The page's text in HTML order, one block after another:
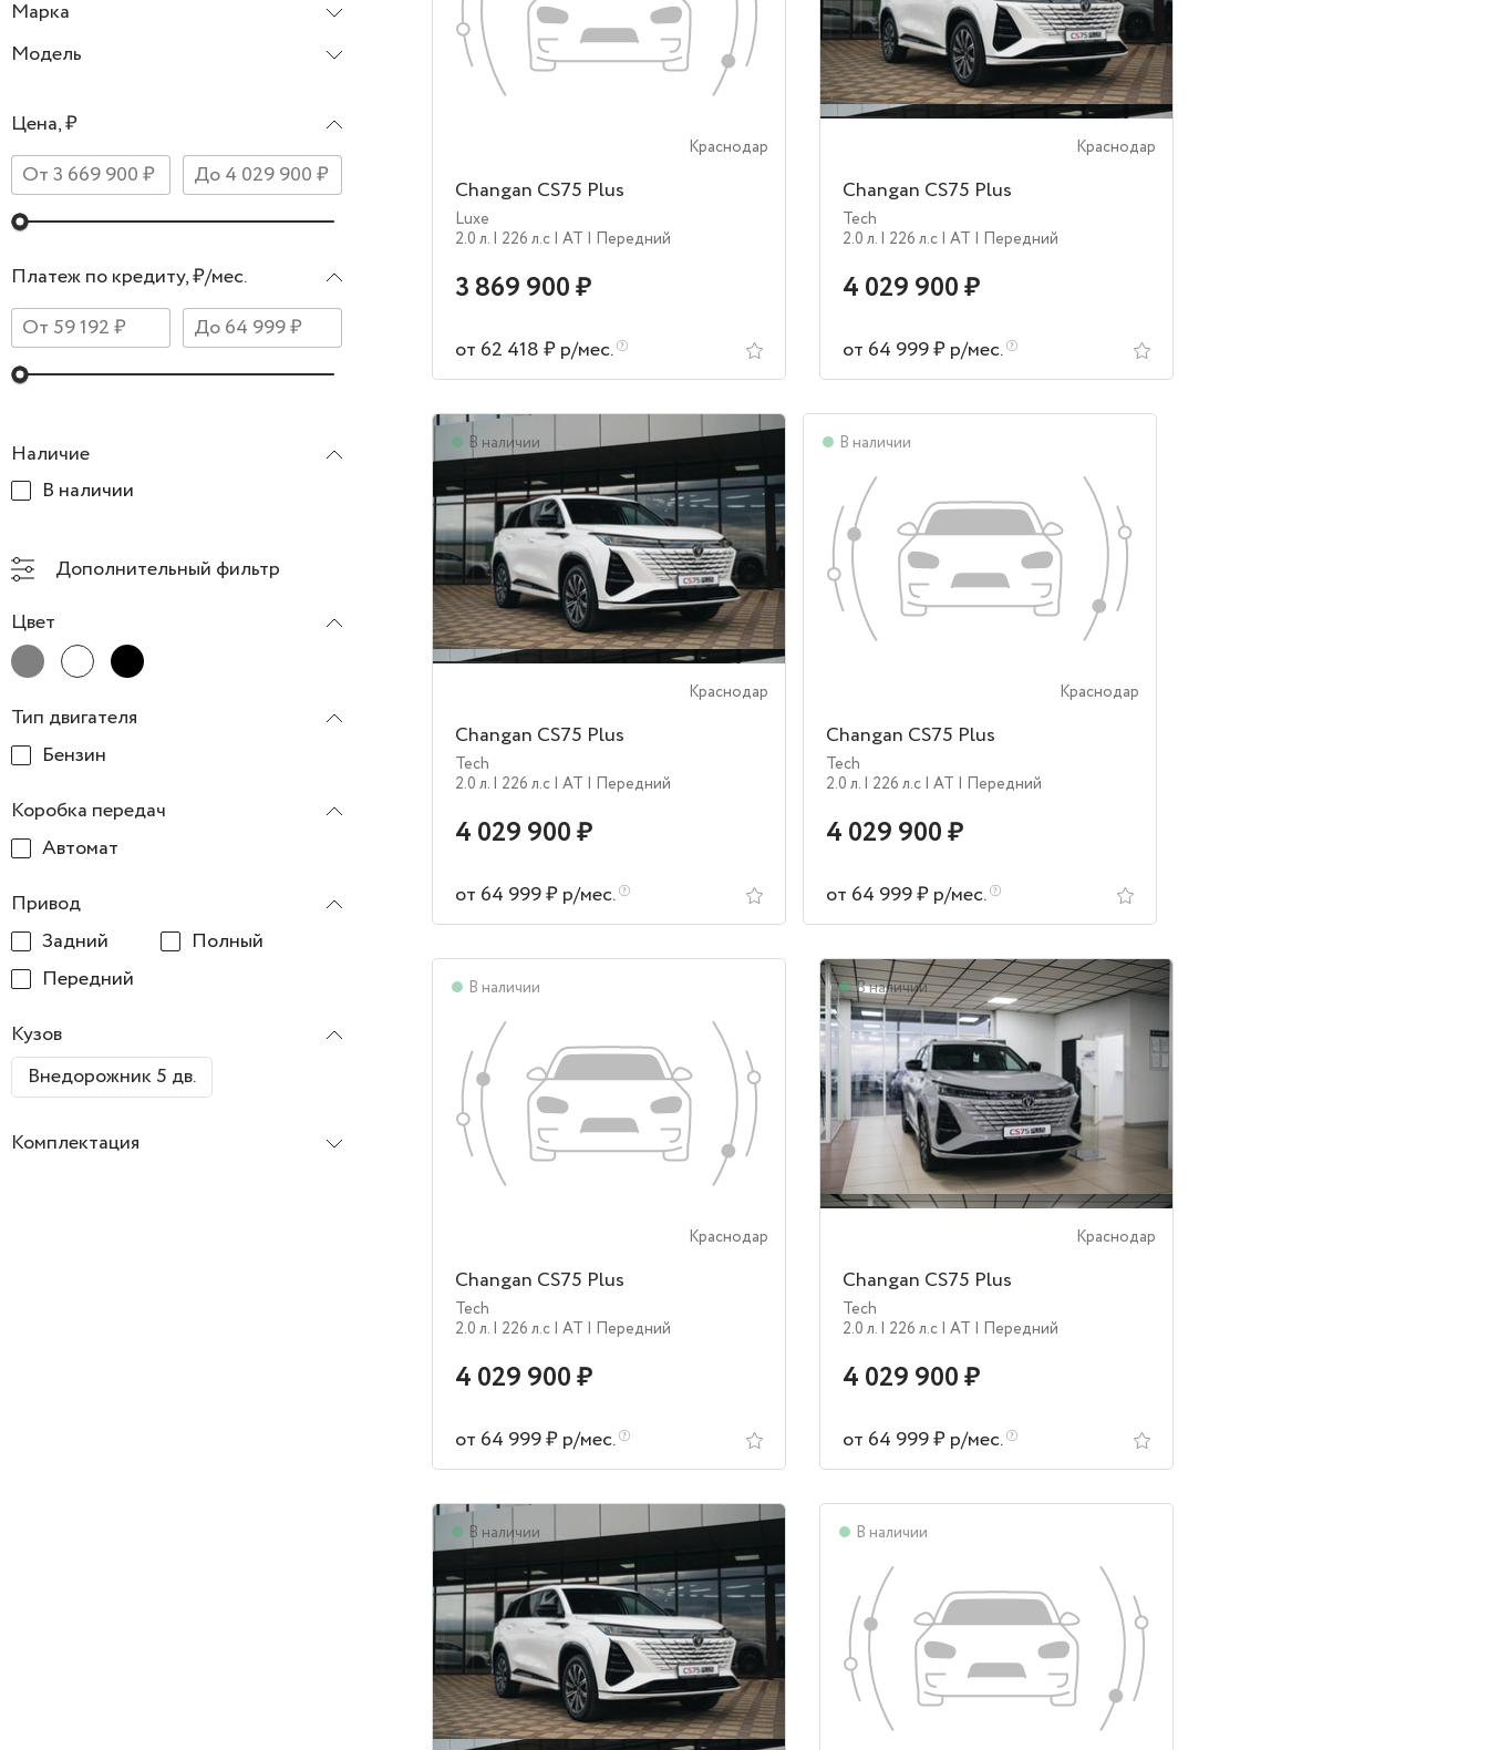
Марка
Модель
Цена, ₽
Платеж по кредиту, ₽/мес.
Наличие
В наличии
Дополнительный фильтр
Цвет
Тип двигателя
Бензин
Коробка передач
Автомат
Привод
Задний
Полный
Передний
Кузов
Внедорожник 5 дв.
Комплектация
Краснодар
Changan CS75 Plus
Luxe
2.0 л. | 226 л.c | AT | Передний
3 869 900 ₽
от 62 418 ₽ р/мес.
Краснодар
Changan CS75 Plus
Tech
2.0 л. | 226 л.c | AT | Передний
4 029 900 ₽
от 64 999 ₽ р/мес.
В наличии
Краснодар
Changan CS75 Plus
Tech
2.0 л. | 226 л.c | AT | Передний
4 029 900 ₽
от 64 999 ₽ р/мес.
В наличии
Краснодар
Changan CS75 Plus
Tech
2.0 л. | 226 л.c | AT | Передний
4 029 900 ₽
от 64 999 ₽ р/мес.
В наличии
Краснодар
Changan CS75 Plus
Tech
2.0 л. | 226 л.c | AT | Передний
4 029 900 ₽
от 64 999 ₽ р/мес.
В наличии
Краснодар
Changan CS75 Plus
Tech
2.0 л. | 226 л.c | AT | Передний
4 029 900 ₽
от 64 999 ₽ р/мес.
В наличии В наличии